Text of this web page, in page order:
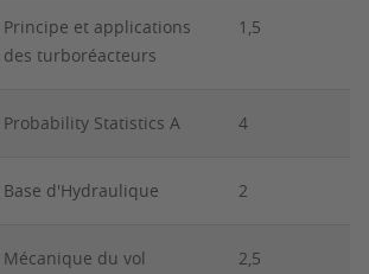
Principe et applications
des turboréacteurs
1,5
Probability Statistics A 4
Base d'Hydraulique 2
Mécanique du vol 2,5